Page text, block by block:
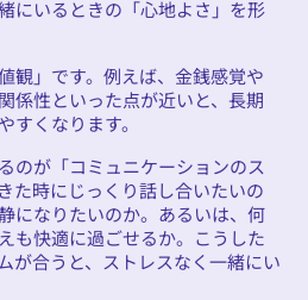
にいるときの「心地よさ」を形
観」です。例えば、金銭感覚や
係性といった点が近いと、長期
すくなります。
のが「コミュニケーションのス
た時にじっくり話し合いたいの
になりたいのか。あるいは、何
も快適に過ごせるか。こうした
が合うと、ストレスなく一緒にい